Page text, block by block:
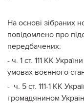
На основі зібраних
повідомлено про
передбачених:
- ч. 1 ст. 111 КК
умовах воєнного
- ч. 5 ст. 111-1 КК
громадянином